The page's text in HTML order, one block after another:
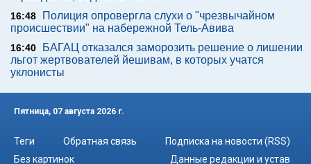
16:48
Полиция опровергла слухи о "чрезвычайном
происшествии" на набережной Тель-Авива
16:40
БАГАЦ отказался заморозить решение о лишении
льгот жертвователей йешивам, в которых учатся
уклонисты
Пятница, 07 августа 2026 г.
Теги Обратная связь
Подписка на новости (RSS)
Без картинок
Данные редакции и устав